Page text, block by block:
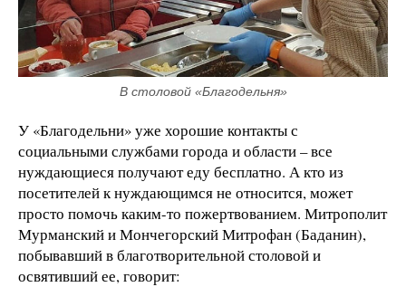
В столовой «Благодельня»
У «Благодельни» уже хорошие контакты с
социальными службами города и области – все
нуждающиеся получают еду бесплатно. А кто из
посетителей к нуждающимся не относится, может
просто помочь каким-то пожертвованием. Митрополит
Мурманский и Мончегорский Митрофан (Баданин),
побывавший в благотворительной столовой и
освятивший ее, говорит: